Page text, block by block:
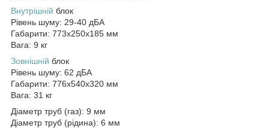
Внутрішній блок
Рівень шуму: 29-40 дБА
Габарити: 773x250x185 мм
Вага: 9 кг
Зовнішній блок
Рівень шуму: 62 дБА
Габарити: 776x540x320 мм
Вага: 31 кг
Діаметр труб (газ): 9 мм
Діаметр труб (рідина): 6 мм